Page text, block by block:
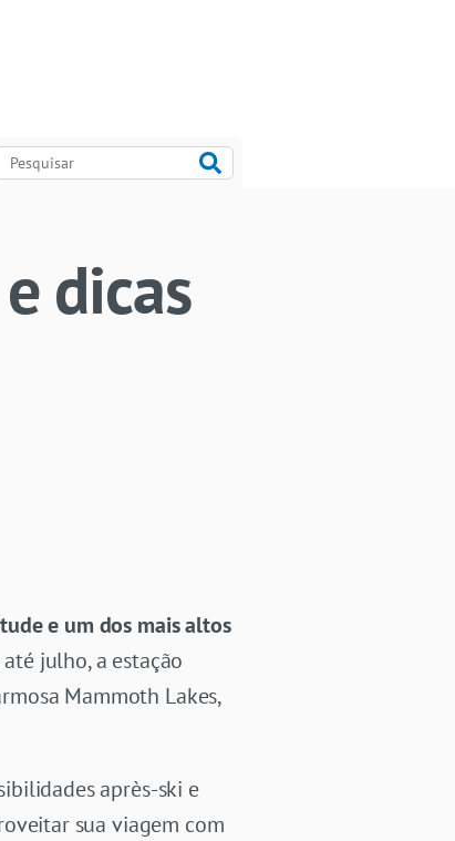
dicas
e um dos mais altos
julho, a estação
Mammoth Lakes,
après-ski e
sua viagem com